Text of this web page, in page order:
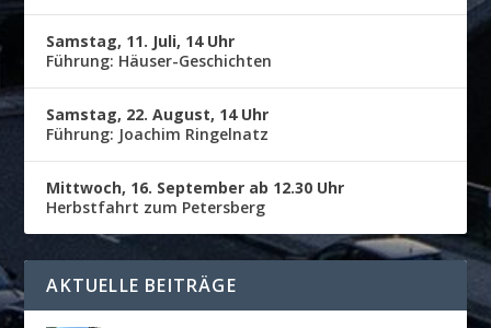
Samstag, 11. Juli, 14 Uhr
Führung: Häuser-Geschichten
Samstag, 22. August, 14 Uhr
Führung: Joachim Ringelnatz
Mittwoch, 16. September ab 12.30 Uhr
Herbstfahrt zum Petersberg
AKTUELLE BEITRÄGE